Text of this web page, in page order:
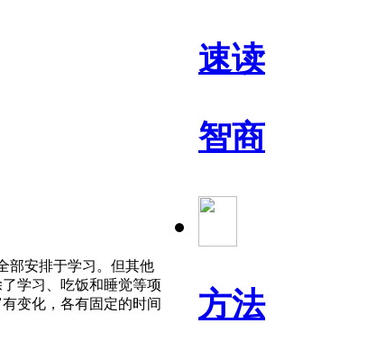
速读
智商
方法
部安排于学习。但其他
学习、吃饭和睡觉等项
变化，各有固定的时间